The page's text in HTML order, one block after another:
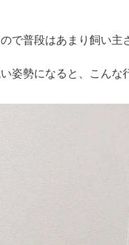
で普段はあまり飼い主
姿勢になると、こんな